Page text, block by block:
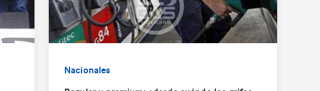
Nacionales